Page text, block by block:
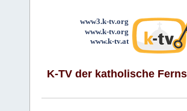
www3.k-tv.org
www.k-tv.org
www.k-tv.at
K-TV der katholische